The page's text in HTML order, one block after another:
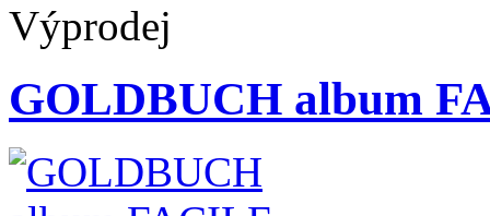
Výprodej
GOLDBUCH album